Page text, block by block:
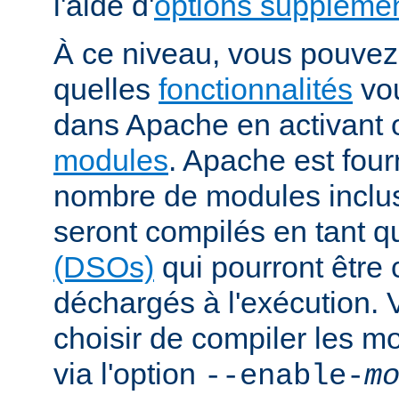
À ce niveau, vous
quelles fonctionnalités
dans Apache en activant
modules. Apache est
nombre de modules
seront compilés en tant
(DSOs) qui pourront être
déchargés à l'exécution.
choisir de compiler les
via l'option --enable-